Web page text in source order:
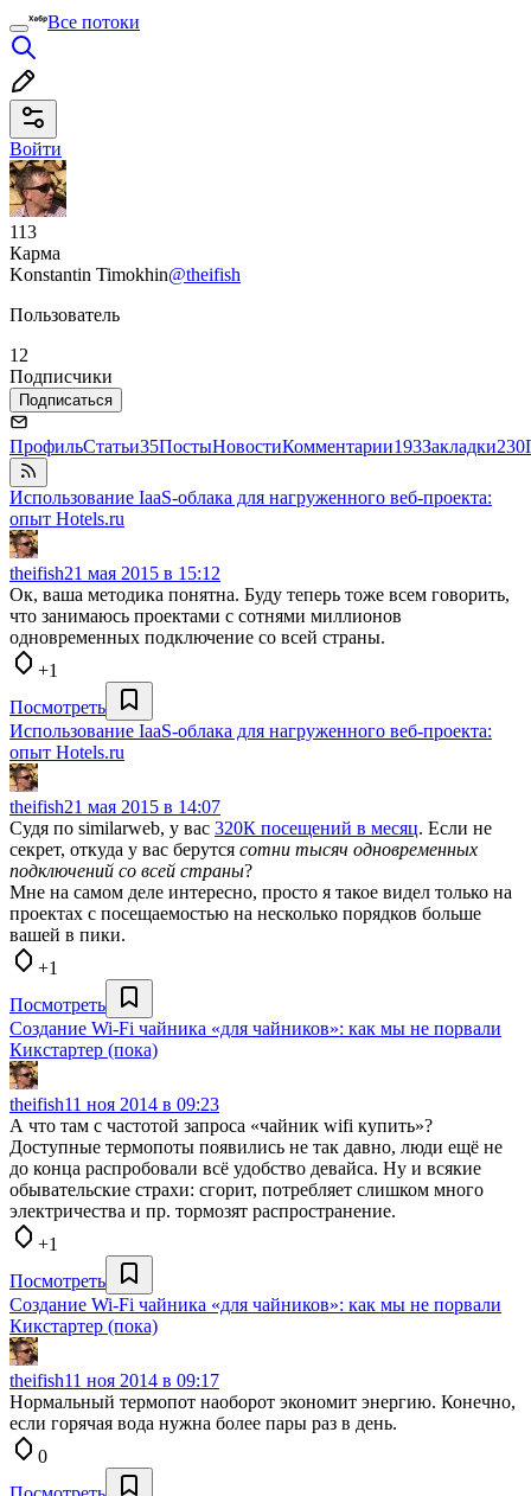
Все потоки
Войти
113
Карма
Konstantin Timokhin@theifish
Пользователь
12
Подписчики
Подписаться
ПрофильСтатьи35ПостыНовостиКомментарии193Закладки230
Использование IaaS-облака для нагруженного веб-проекта:
опыт Hotels.ru
theifish21 мая 2015 в 15:12
Ок, ваша методика понятна. Буду теперь тоже всем говорить,
что занимаюсь проектами с сотнями миллионов
одновременных подключение со всей страны.
+1
Посмотреть
Использование IaaS-облака для нагруженного веб-проекта:
опыт Hotels.ru
theifish21 мая 2015 в 14:07
Судя по similarweb, у вас 320К посещений в месяц. Если не
секрет, откуда у вас берутся сотни тысяч одновременных
подключений со всей страны?
Мне на самом деле интересно, просто я такое видел только на
проектах с посещаемостью на несколько порядков больше
вашей в пики.
+1
Посмотреть
Создание Wi-Fi чайника «для чайников»: как мы не порвали
Кикстартер (пока)
theifish11 ноя 2014 в 09:23
А что там с частотой запроса «чайник wifi купить»?
Доступные термопоты появились не так давно, люди ещё не
до конца распробовали всё удобство девайса. Ну и всякие
обывательские страхи: сгорит, потребляет слишком много
электричества и пр. тормозят распространение.
+1
Посмотреть
Создание Wi-Fi чайника «для чайников»: как мы не порвали
Кикстартер (пока)
theifish11 ноя 2014 в 09:17
Нормальный термопот наоборот экономит энергию. Конечно,
если горячая вода нужна более пары раз в день.
0